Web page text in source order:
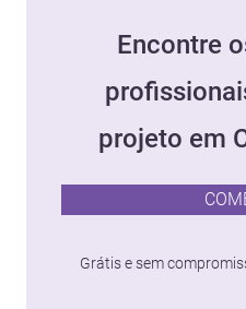
Encontre
projeto em
Grátis e sem